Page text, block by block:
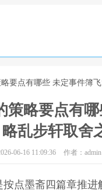
要点有哪些 未定事件簿
策略要点有
略乱步轩取舍
06-16 11:09:36 作者：admin
点墨斋四篇章推